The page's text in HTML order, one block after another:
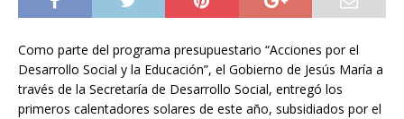
Como parte del programa presupuestario “Acciones por el
Desarrollo Social y la Educación”, el Gobierno de Jesús María a
través de la Secretaría de Desarrollo Social, entregó los
primeros calentadores solares de este año, subsidiados por el